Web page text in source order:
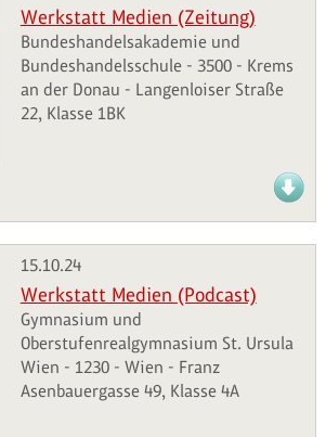
Werkstatt Medien (Zeitung)
Bundeshandelsakademie und
Bundeshandelsschule - 3500 - Krems
an der Donau - Langenloiser Straße
22, Klasse 1BK
15.10.24
Werkstatt Medien (Podcast)
Gymnasium und
Oberstufenrealgymnasium St. Ursula
Wien - 1230 - Wien - Franz
Asenbauergasse 49, Klasse 4A